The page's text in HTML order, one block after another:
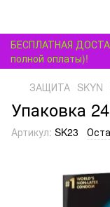
БЕСПЛАТНАЯ
полной оплаты)!
ЗАЩИТА SKYN
Упаковка
Артикул: SK23